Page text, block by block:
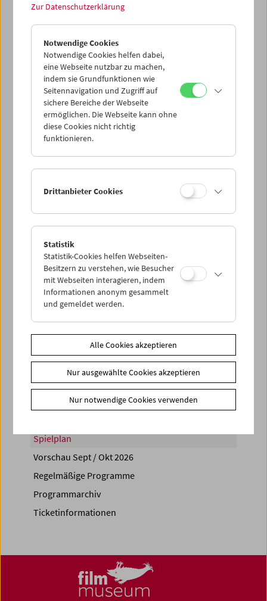
Mo 26.7.
Di 27.7.
Mi 28.7.
Do 29.7.
Sa 31.7.
PROGRAMM ÜBERBLICK
Share on
Spielplan
Vorschau Sept / Okt 2026
Regelmäßige Programme
Programmarchiv
Ticketinformationen
Zur Datenschutzerklärung
Notwendige Cookies
Notwendige Cookies helfen dabei,
eine Webseite nutzbar zu machen,
indem sie Grundfunktionen wie
Seitennavigation und Zugriff auf
sichere Bereiche der Webseite
ermöglichen. Die Webseite kann ohne
diese Cookies nicht richtig
funktionieren.
Drittanbieter Cookies
Statistik
Statistik-Cookies helfen Webseiten-
Besitzern zu verstehen, wie Besucher
mit Webseiten interagieren, indem
Informationen anonym gesammelt
und gemeldet werden.
Alle Cookies akzeptieren
Nur ausgewählte Cookies akzeptieren
Nur notwendige Cookies verwenden